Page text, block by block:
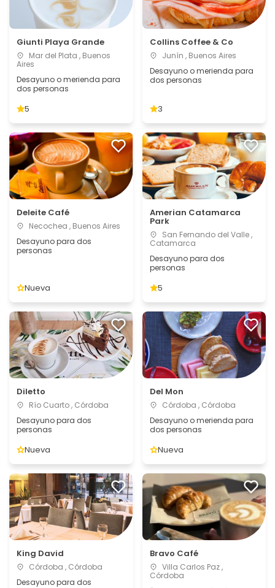
Giunti Playa Grande
Mar del Plata , Buenos
Aires
Desayuno o merienda para
dos personas
5
Collins Coffee & Co
Junín , Buenos Aires
Desayuno o merienda para
dos personas
3
Deleite Café
Necochea , Buenos Aires
Desayuno para dos
personas
Nueva
Amerian Catamarca
Park
San Fernando del Valle ,
Catamarca
Desayuno para dos
personas
5
Diletto
Río Cuarto , Córdoba
Desayuno para dos
personas
Nueva
Del Mon
Córdoba , Córdoba
Desayuno o merienda para
dos personas
Nueva
King David
Córdoba , Córdoba
Desayuno para dos
Bravo Café
Villa Carlos Paz ,
Córdoba